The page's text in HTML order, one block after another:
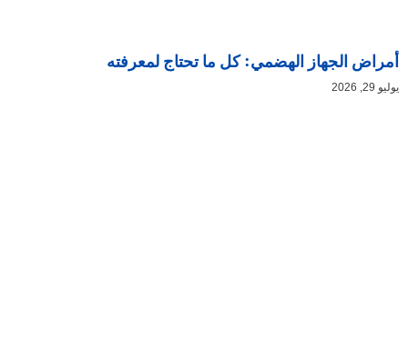
أمراض الجهاز الهضمي: كل ما تحتاج لمعرفته
يوليو 29, 2026